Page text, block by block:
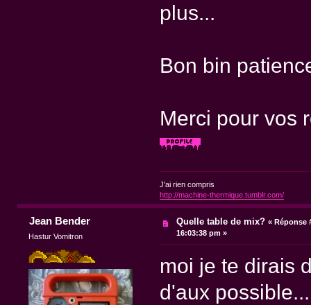
plus...
Bon bin
Merci pour vos
J'ai rien compris
http://machine-thermique.tumblr.com/
Jean Bender
Hastur Vomitron
Quelle table de mix? «Réponse
16:03:38 pm »
moi je te dirais
d'aux